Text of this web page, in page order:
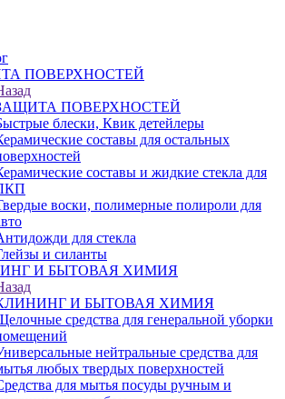
ПОВЕРХНОСТЕЙ
ПОВЕРХНОСТЕЙ
блески, Квик детейлеры
составы для остальных
составы и жидкие стекла для
воски, полимерные полироли для
для стекла
и силанты
И БЫТОВАЯ ХИМИЯ
И БЫТОВАЯ ХИМИЯ
средства для генеральной уборки
нейтральные средства для
любых твердых поверхностей
для мытья посуды ручным и